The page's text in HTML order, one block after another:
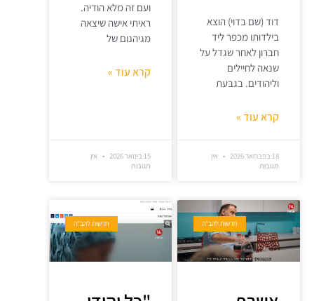
דוד (שם בדוי) הוצא
בילדותו מכפר ליד
חברון לאחר שגדל על
שנאה לחיילים
וליהודים. בגבעת
קרא עוד »
18 בפברואר 2026
אין
תגובות
ועם זה מלא הודיה.
ראיתי אישה שיצאה
מגיהנום של
קרא עוד »
15 בינואר 2026
אין
תגובות
חדשות להב"ה חדשות להב"ה